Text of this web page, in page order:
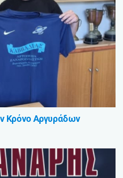
Κρόνο Αργυράδων